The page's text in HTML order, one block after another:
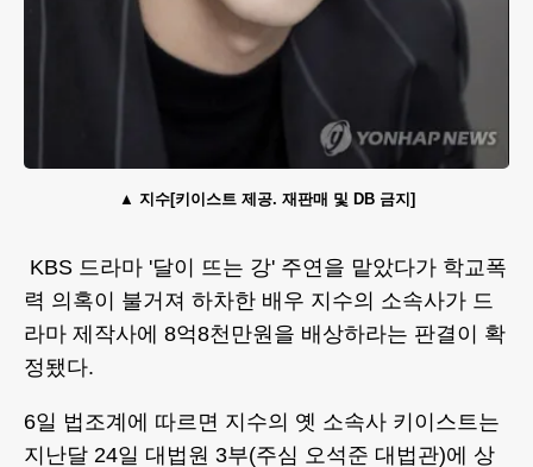
지수[키이스트 제공. 재판매 및 DB 금지]
KBS 드라마 '달이 뜨는 강' 주연을 맡았다가 학교폭
력 의혹이 불거져 하차한 배우 지수의 소속사가 드
라마 제작사에 8억8천만원을 배상하라는 판결이 확
정됐다.
6일 법조계에 따르면 지수의 옛 소속사 키이스트는
지난달 24일 대법원 3부(주심 오석준 대법관)에 상